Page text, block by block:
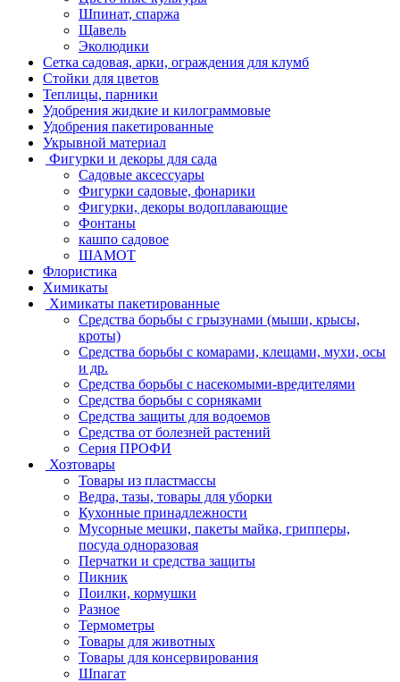
Шпинат, спаржа
Щавель
Эколюдики
Сетка садовая, арки, ограждения для клумб
Стойки для цветов
Теплицы, парники
Удобрения жидкие и килограммовые
Удобрения пакетированные
Укрывной материал
Фигурки и декоры для сада
Садовые аксессуары
Фигурки садовые, фонарики
Фигурки, декоры водоплавающие
Фонтаны
кашпо садовое
ШАМОТ
Флористика
Химикаты
Химикаты пакетированные
Средства борьбы с грызунами (мыши, крысы,
кроты)
Средства борьбы с комарами, клещами, мухи, осы
и др.
Средства борьбы с насекомыми-вредителями
Средства борьбы с сорняками
Средства защиты для водоемов
Средства от болезней растений
Серия ПРОФИ
Хозтовары
Товары из пластмассы
Ведра, тазы, товары для уборки
Кухонные принадлежности
Мусорные мешки, пакеты майка, грипперы,
посуда одноразовая
Перчатки и средства защиты
Пикник
Поилки, кормушки
Разное
Термометры
Товары для животных
Товары для консервирования
Шпагат